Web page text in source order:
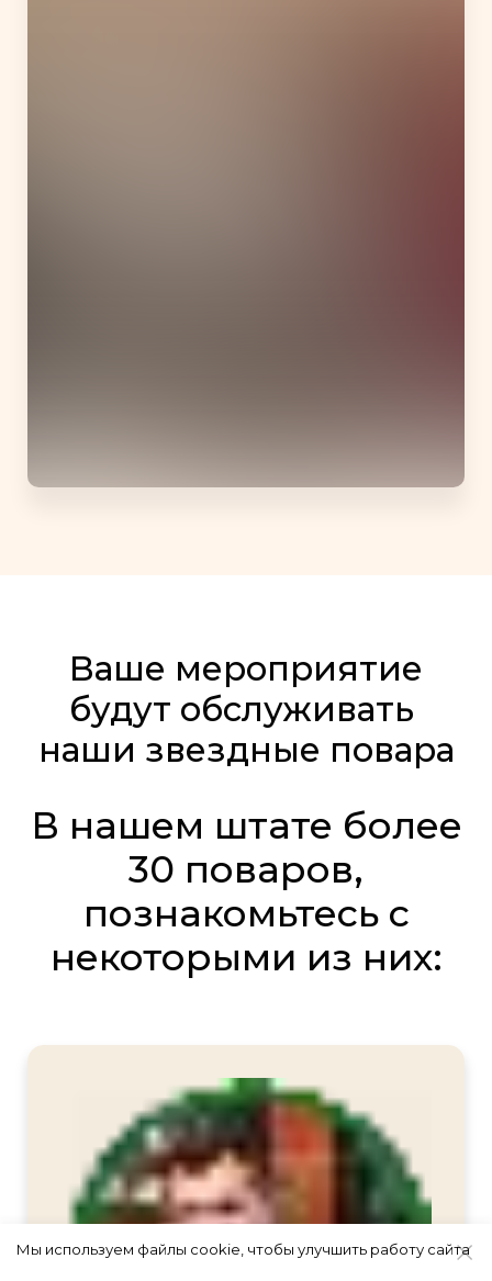
Ваше мероприятие
будут обслуживать
наши звездные повара
В нашем штате более
30 поваров,
познакомьтесь с
некоторыми из них:
Мы используем файлы cookie, чтобы улучшить работу сайта